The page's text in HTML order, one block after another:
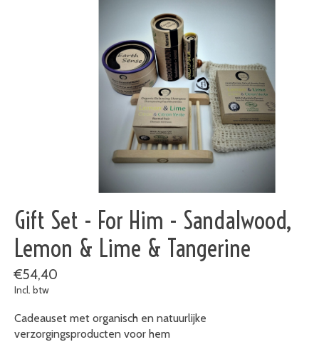
Gift Set - For Him - Sandalwood,
Lemon & Lime & Tangerine
€54,40
Incl. btw
Cadeauset met organisch en natuurlijke
verzorgingsproducten voor hem